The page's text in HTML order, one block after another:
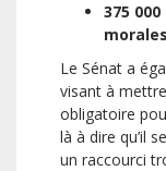
375
Le Sénat a
visant à
obligatoire
là à dire qu’il
un raccourci